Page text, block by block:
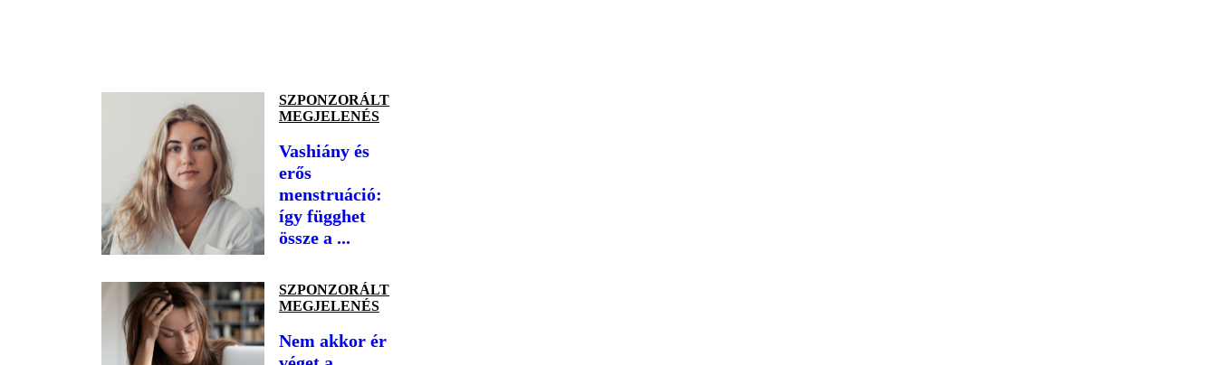
SZPONZORÁLT
MEGJELENÉS
Vashiány és
erős
menstruáció:
így függhet
össze a ...
SZPONZORÁLT
MEGJELENÉS
Nem akkor ér